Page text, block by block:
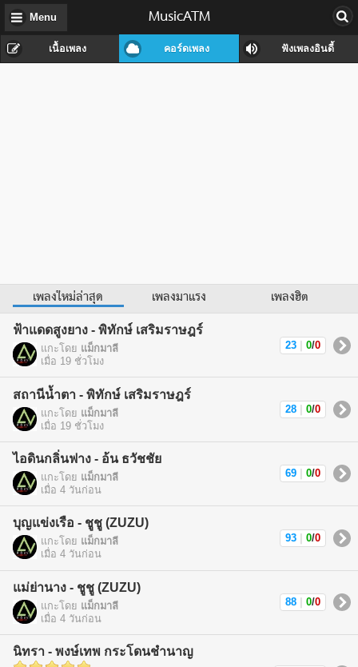
Menu MusicATM
เนื้อเพลง คอร์ดเพลง ฟังเพลงอินดี้
เพลงใหม่ล่าสุด เพลงมาแรง เพลงฮิต
ฟ้าแดดสูงยาง - พิทักษ์ เสริมราษฎร์
แกะโดย แม็กมาลี
เมื่อ 19 ชั่วโมง
23 0/0
สถานีน้ำตา - พิทักษ์ เสริมราษฎร์
แกะโดย แม็กมาลี
เมื่อ 19 ชั่วโมง
28 0/0
ไอดินกลิ่นฟาง - อ้น ธวัชชัย
แกะโดย แม็กมาลี
เมื่อ 4 วันก่อน
69 0/0
บุญแข่งเรือ - ชูชู (ZUZU)
แกะโดย แม็กมาลี
เมื่อ 4 วันก่อน
93 0/0
แม่ย่านาง - ชูชู (ZUZU)
แกะโดย แม็กมาลี
เมื่อ 4 วันก่อน
88 0/0
นิทรา - พงษ์เทพ กระโดนชำนาญ